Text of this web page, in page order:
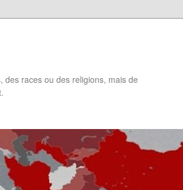
races ou des religions, mais de